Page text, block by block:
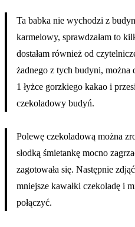
Ta babka nie wychodzi z
karmelowy, sprawdzałam to
dostałam również od
żadnego z tych budyni, można
1 łyżce gorzkiego kakao i
czekoladowy budyń.
Polewę czekoladową można
słodką śmietankę mocno
zagotowała się. Następnie
mniejsze kawałki czekoladę i
połączyć.